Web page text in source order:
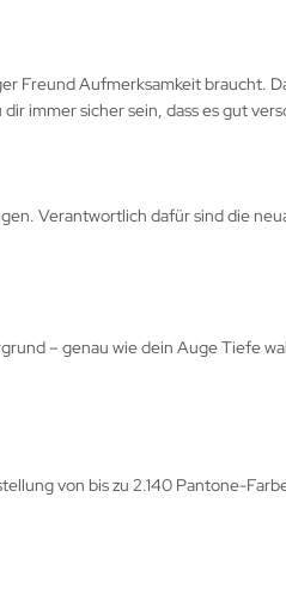
Freund Aufmerksamkeit braucht.
immer sicher sein, dass es gut
Verantwortlich dafür sind die
– genau wie dein Auge Tiefe
von bis zu 2.140 Pantone-